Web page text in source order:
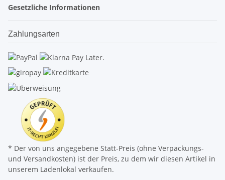
Gesetzliche Informationen
Zahlungsarten
* Der von uns angegebene Statt-Preis (ohne Verpackungs-
und Versandkosten) ist der Preis, zu dem wir diesen Artikel in
unserem Ladenlokal verkaufen.